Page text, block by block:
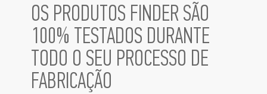
OS PRODUTOS FINDER SÃO
100% TESTADOS DURANTE
TODO O SEU PROCESSO DE
FABRICAÇÃO